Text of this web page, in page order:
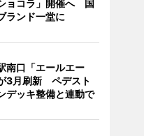
ョコラ」開催へ 国
ランド一堂に
南口「エールエー
3月刷新 ペデスト
デッキ整備と連動で